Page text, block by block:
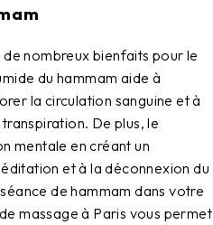
nombreux bienfaits pour le
du hammam aide à
la circulation sanguine et à
De plus, le
mentale en créant un
et à la déconnexion du
de hammam dans votre
massage à Paris vous permet